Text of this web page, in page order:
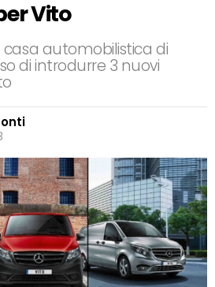
Vito
casa automobilistica di
di introdurre 3 nuovi